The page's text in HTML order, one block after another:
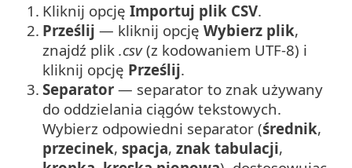
1. Kliknij opcję Importuj plik CSV.
2. Prześlij — kliknij opcję Wybierz plik,
znajdź plik .csv(z kodowaniem UTF-8) i
kliknij opcję Prześlij.
3. Separator — separator to znak używany
do oddzielania ciągów tekstowych.
Wybierz odpowiedni separator (średnik,
przecinek, spacja, znak tabulacji,